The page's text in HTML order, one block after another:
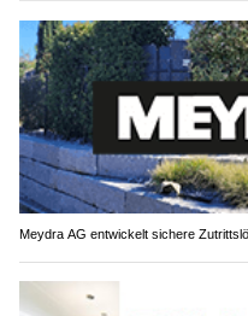
Meydra AG entwickelt sichere